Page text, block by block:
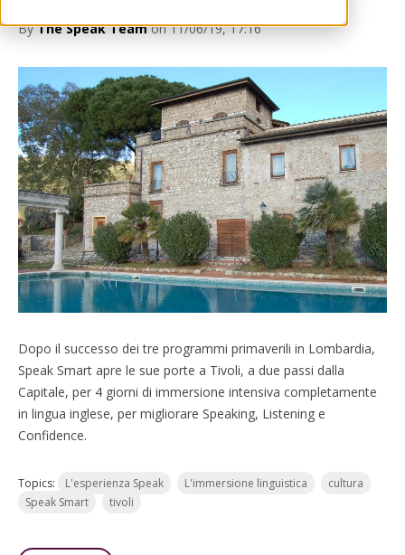
ByThe Speak Teamon 11/06/19, 17:16
Dopo il successo dei tre programmi primaverili in Lombardia,
Speak Smart apre le sue porte a Tivoli, a due passi dalla
Capitale, per 4 giorni di immersione intensiva completamente
in lingua inglese, per migliorare Speaking, Listening e
Confidence.
Topics: L'esperienza Speak L'immersione linguistica
cultura
Speak Smart
tivoli